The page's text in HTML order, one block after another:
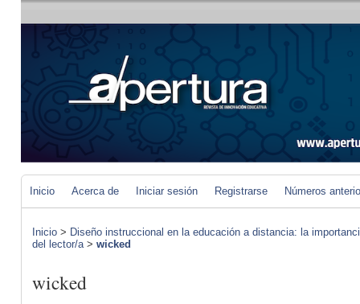
Inicio Acerca de Iniciar sesión Registrarse Números
Inicio > Diseño instruccional en la educación a distancia: la
del lector/a> wicked
wicked